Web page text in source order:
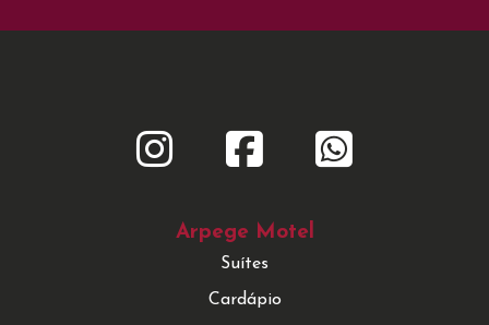
Arpege Motel
Suítes
Cardápio